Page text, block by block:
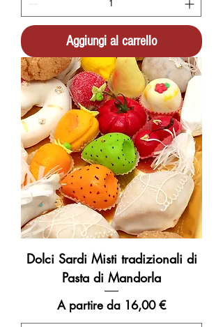
Aggiungi al carrello
Dolci Sardi Misti tradizionali di
Pasta di Mandorla
A partire da 16,00 €
Prezzo scontato